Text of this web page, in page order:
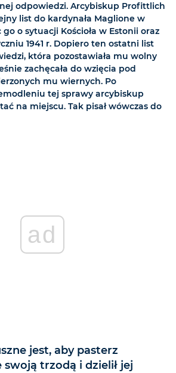
odpowiedzi. Arcybiskup Profittlich
list do kardynała Maglione w
o sytuacji Kościoła w Estonii oraz
1941 r. Dopiero ten ostatni list
która pozostawiała mu wolny
zachęcała do wzięcia pod
mu wiernych. Po
tej sprawy arcybiskup
na miejscu. Tak pisał wówczas do
ad
jest, aby pasterz
swoją trzodą i dzielił jej